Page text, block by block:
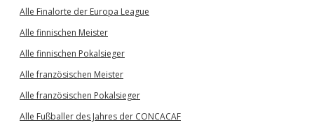
Alle Finalorte der Europa League
Alle finnischen Meister
Alle finnischen Pokalsieger
Alle französischen Meister
Alle französischen Pokalsieger
Alle Fußballer des Jahres der CONCACAF